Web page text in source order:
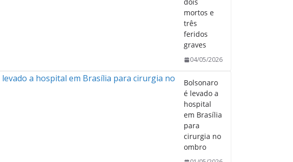
mortos e
três
feridos
graves
04/05/2026
Bolsonaro
é levado a
hospital
em Brasília
para
cirurgia no
ombro